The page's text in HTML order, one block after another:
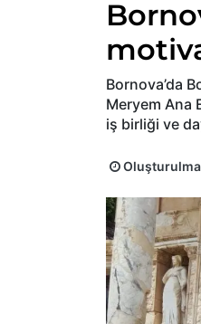
Bornova’da
Meryem Ana
iş birliği ve